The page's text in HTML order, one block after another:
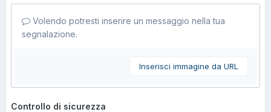
Volendo potresti inserire un messaggio nella tua
segnalazione.
Inserisci immagine da URL
Controllo di sicurezza